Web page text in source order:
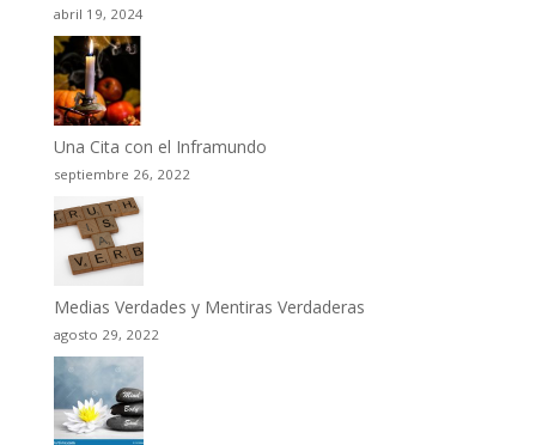
abril 19, 2024
Una Cita con el Inframundo
septiembre 26, 2022
Medias Verdades y Mentiras Verdaderas
agosto 29, 2022